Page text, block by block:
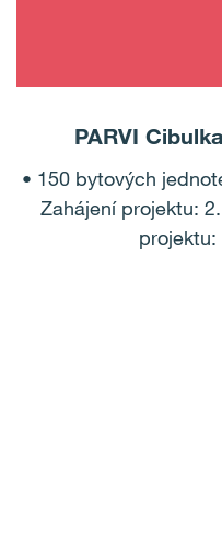
PARVI
• 150 bytových
Zahájení projektu:
projektu: